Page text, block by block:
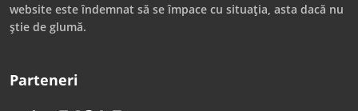
website este îndemnat să se împace cu situația, asta dacă nu
știe de glumă.
Parteneri